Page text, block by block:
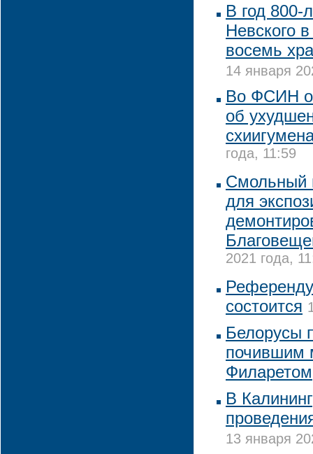
В год 800-
Невского
восемь
14 января
Во ФСИН
об
года, 11:59
Смольный
для
2021 года,
состоится
Белорусы
почившим
Филаретом
В
13 января